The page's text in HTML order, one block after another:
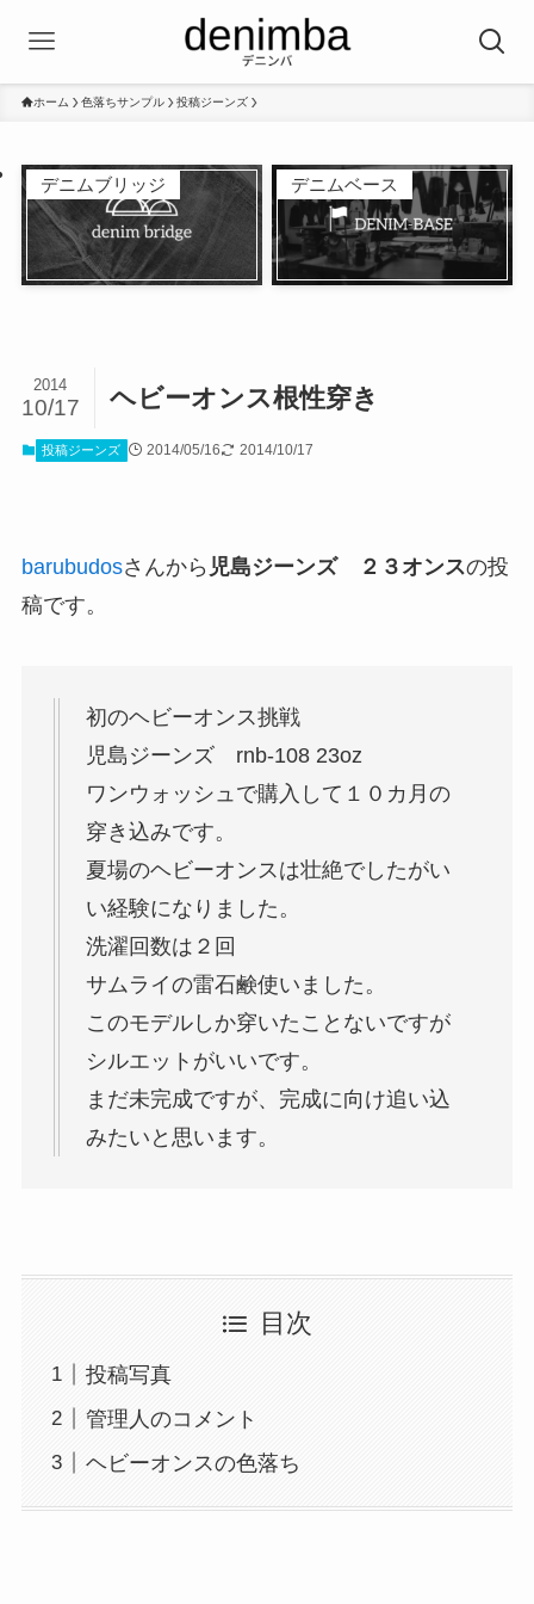
ホーム 色落ちサンプル 投稿ジーンズ
デニムブリッジ デニムベース
ヘビーオンス根性穿き
2014
10/17
投稿ジーンズ 2014/05/16 2014/10/17
barubudosさんから 児島ジーンズ ２３オンスの投
稿です。
初のヘビーオンス挑戦
児島ジーンズ rnb-108 23oz
ワンウォッシュで購入して１０カ月の
穿き込みです。
夏場のヘビーオンスは壮絶でしたがい
い経験になりました。
洗濯回数は２回
サムライの雷石鹸使いました。
このモデルしか穿いたことないですが
シルエットがいいです。
まだ未完成ですが、完成に向け追い込
みたいと思います。
目次
投稿写真
管理人のコメント
ヘビーオンスの色落ち